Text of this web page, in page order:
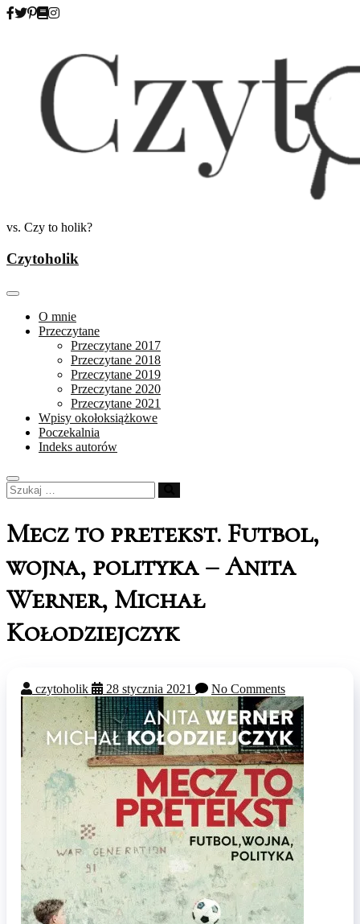
Skip
vs. Czy to holik?
Czytoholik
O mnie
Przeczytane
Przeczytane 2017
Przeczytane 2018
Przeczytane 2019
Przeczytane 2020
Przeczytane 2021
Wpisy okołoksiążkowe
Poczekalnia
Indeks autorów
Szukaj
…
Mecz to pretekst. Futbol,
wojna, polityka – Anita
Werner, Michał
Kołodziejczyk
czytoholik 28 stycznia 2021 No Comments